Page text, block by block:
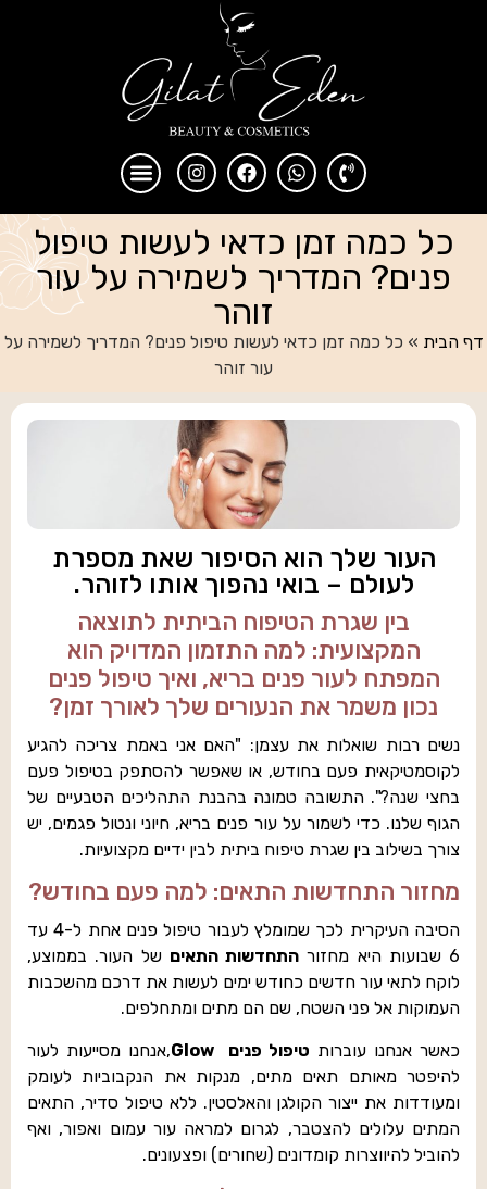
כל כמה זמן כדאי לעשות טיפול
פנים? המדריך לשמירה על עור
זוהר
דף הבית » כל כמה זמן כדאי לעשות טיפול פנים? המדריך לשמירה על
עור זוהר
העור שלך הוא הסיפור שאת מספרת
לעולם – בואי נהפוך אותו לזוהר.
בין שגרת הטיפוח הביתית לתוצאה
המקצועית: למה התזמון המדויק הוא
המפתח לעור פנים בריא, ואיך טיפול פנים
נכון משמר את הנעורים שלך לאורך זמן?
נשים רבות שואלות את עצמן: "האם אני באמת צריכה להגיע
לקוסמטיקאית פעם בחודש, או שאפשר להסתפק בטיפול פעם
בחצי שנה?". התשובה טמונה בהבנת התהליכים הטבעיים של
הגוף שלנו. כדי לשמור על עור פנים בריא, חיוני ונטול פגמים, יש
צורך בשילוב בין שגרת טיפוח ביתית לבין ידיים מקצועיות.
מחזור התחדשות התאים: למה פעם בחודש?
הסיבה העיקרית לכך שמומלץ לעבור טיפול פנים אחת ל-4 עד
6 שבועות היא מחזור
התחדשות התאים של העור. בממוצע,
לוקח לתאי עור חדשים כחודש ימים לעשות את דרכם מהשכבות
העמוקות אל פני השטח, שם הם מתים ומתחלפים.
כאשר אנחנו עוברות טיפול פנים Glow
,אנחנו מסייעות לעור
להיפטר מאותם תאים מתים, מנקות את הנקבוביות לעומק
ומעודדות את ייצור הקולגן והאלסטין. ללא טיפול סדיר, התאים
המתים עלולים להצטבר, לגרום למראה עור עמום ואפור, ואף
להוביל להיווצרות קומדונים (שחורים) ופצעונים.